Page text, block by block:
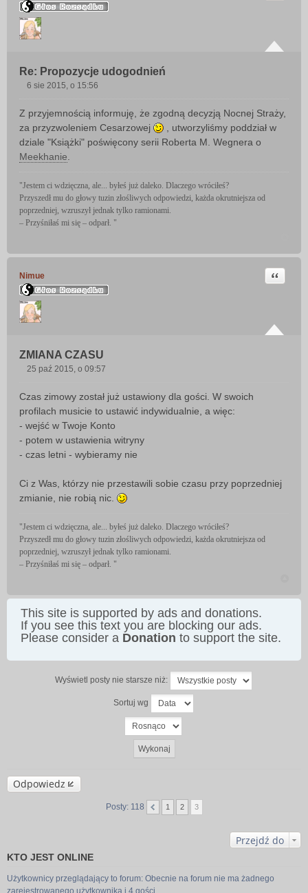
Re: Propozycje udogodnień
s
t
6 sie 2015, o 15:56
Z przyjemnością informuję, że zgodną decyzją Nocnej Straży,
za przyzwoleniem Cesarzowej
, utworzyliśmy poddział w
dziale "Książki" poświęcony serii Roberta M. Wegnera o
Meekhanie
"Jestem ci wdzięczna, ale... byłeś już daleko. Dlaczego wróciłeś?
Przyszedł mu do głowy tuzin złośliwych odpowiedzi, każda okrutniejsza od
poprzedniej, wzruszył jednak tylko ramionami.
– Przyśniłaś mi się – odparł. "
Nimue
ZMIANA CZASU
Cytuj
s
t
25 paź 2015, o 09:57
Czas zimowy został już ustawiony dla gości. W swoich
profilach musicie to ustawić indywidualnie, a więc:
- wejść w Twoje Konto
- potem w ustawienia witryny
- czas letni - wybieramy nie
Ci z Was, którzy nie przestawili sobie czasu przy poprzedniej
zmianie, nie robią nic.
"Jestem ci wdzięczna, ale... byłeś już daleko. Dlaczego wróciłeś?
Przyszedł mu do głowy tuzin złośliwych odpowiedzi, każda okrutniejsza od
poprzedniej, wzruszył jednak tylko ramionami.
– Przyśniłaś mi się – odparł. "
This site is supported by ads and donations.
If you see this text you are blocking our ads.
Please consider a Donation to support the site.
Wyświetl posty nie starsze niż:
Sortuj wg
Odpowiedz
Posty: 118 1 2 3
Przejdź do
KTO JEST ONLINE
Użytkownicy przeglądający to forum: Obecnie na forum nie ma żadnego
zarejestrowanego użytkownika i 4 gości